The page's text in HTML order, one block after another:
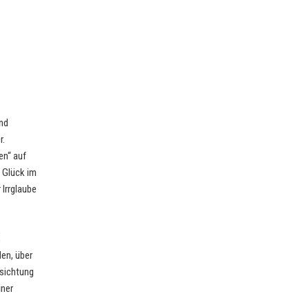
auf
im
über